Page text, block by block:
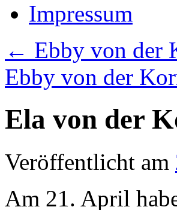
Impressum
← Ebby von der
Ebby von der
Ela von der
Veröffentlicht am
Am 21. April